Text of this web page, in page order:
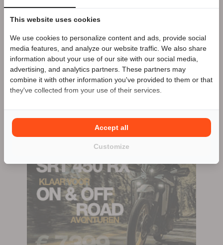
Motorstore Uithoorn Zakelijke aanbieder
Uithoorn
0297-540163
Speciale Motor2go prijs
Benieuwd naar de speciale Motor2go prijs? Bel
0297-540163
This website uses cookies
We use cookies to personalize content and ads, provide social
media features, and analyze our website traffic. We also share
information about your use of our site with our social media,
advertising, and analytics partners. These partners may
combine it with other information you've provided to them or that
they've collected from your use of their services.
Customize
Accept all